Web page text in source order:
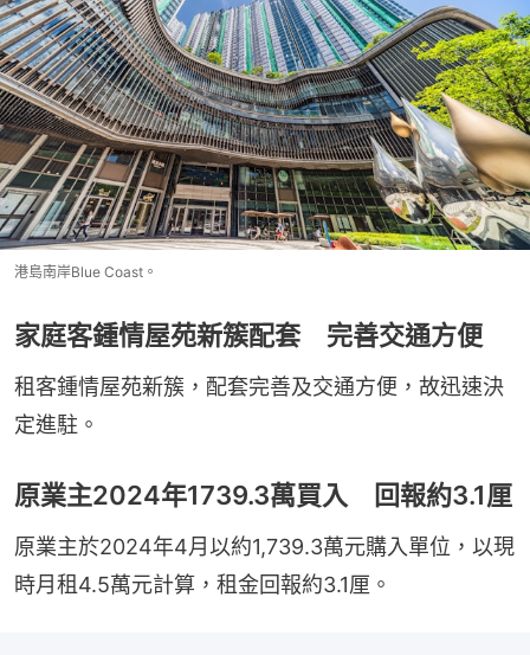
港島南岸Blue Coast。
家庭客鍾情屋苑新簇配套 完善交通方便
租客鍾情屋苑新簇，配套完善及交通方便，故迅速決
定進駐。
原業主2024年1739.3萬買入 回報約3.1厘
原業主於2024年4月以約1,739.3萬元購入單位，以現
時月租4.5萬元計算，租金回報約3.1厘。